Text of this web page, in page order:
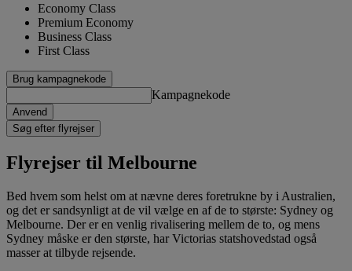
Economy Class
Premium Economy
Business Class
First Class
Brug kampagnekode
Kampagnekode
Anvend
Søg efter flyrejser
Flyrejser til Melbourne
Bed hvem som helst om at nævne deres foretrukne by i Australien,
og det er sandsynligt at de vil vælge en af de to største: Sydney og
Melbourne. Der er en venlig rivalisering mellem de to, og mens
Sydney måske er den største, har Victorias statshovedstad også
masser at tilbyde rejsende.